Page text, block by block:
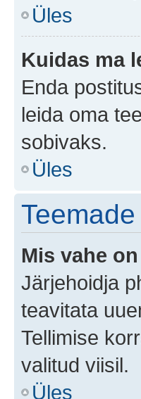
Üles
Kuidas ma
Enda
leida oma
sobivaks.
Üles
Mis vahe
Järjehoidja
teavitata
Tellimise
valitud viisil.
Üles